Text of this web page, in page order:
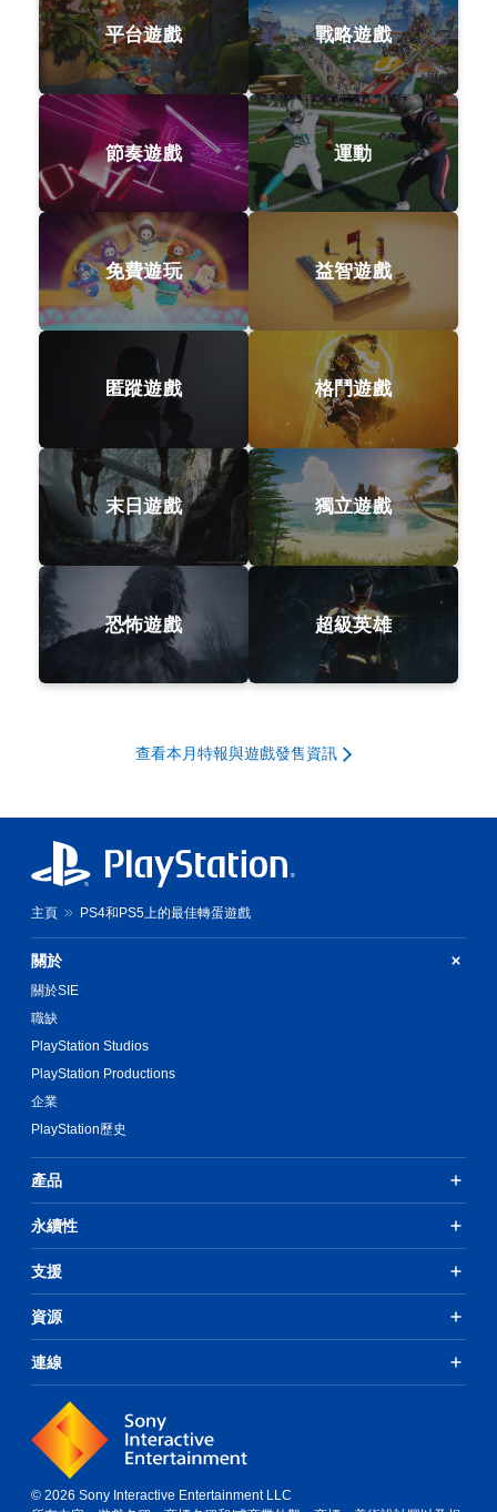
平台遊戲 戰略遊戲
節奏遊戲 運動
免費遊玩 益智遊戲
匿蹤遊戲 格鬥遊戲
末日遊戲 獨立遊戲
恐怖遊戲 超級英雄
查看本月特報與遊戲發售資訊
主頁 PS4和PS5上的最佳轉蛋遊戲
關於
關於SIE
職缺
PlayStation Studios
PlayStation Productions
企業
PlayStation歷史
產品
永續性
支援
資源
連線
© 2026 Sony Interactive Entertainment LLC